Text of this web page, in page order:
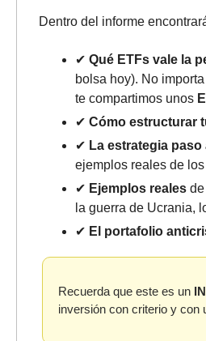
Dentro del informe
✔ Qué ETFs vale la
bolsa hoy). No
te compartimos unos
✔ Cómo estructurar
✔ La estrategia paso
ejemplos reales de
✔ Ejemplos reales
la guerra de Ucrania,
✔ El portafolio
Recuerda que este es un
inversión con criterio y con